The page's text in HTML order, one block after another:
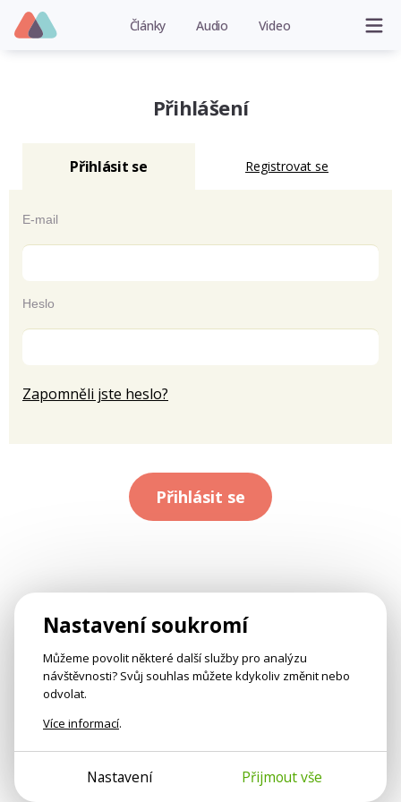
Články Audio Video
Přihlášení
Přihlásit se Registrovat se
E-mail
Heslo
Zapomněli jste heslo?
Přihlásit se
Nastavení soukromí
Můžeme povolit některé další služby pro analýzu
návštěvnosti? Svůj souhlas můžete kdykoliv změnit nebo
odvolat.
Více informací.
Nastavení Přijmout vše